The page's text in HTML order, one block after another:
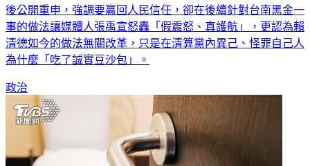
後公開重申，強調要贏回人民信任，卻在後續針對台南黑金一
事的做法讓媒體人張禹宣怒轟「假震怒、真護航」，更認為賴
清德如今的做法無關改革，只是在清算黨內異己、怪罪自己人
為什麼「吃了誠實豆沙包」。
政治